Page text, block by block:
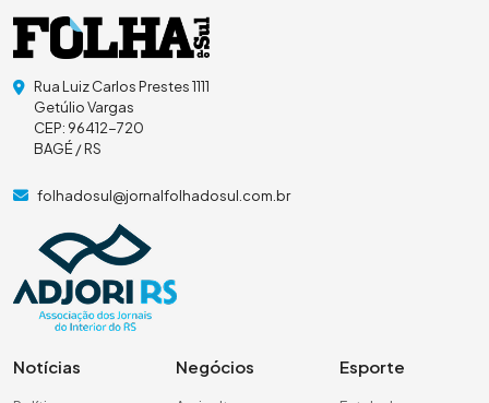
Rua Luiz Carlos Prestes 1111
Getúlio Vargas
CEP: 96412-720
BAGÉ / RS
folhadosul@jornalfolhadosul.com.br
Notícias Negócios Esporte